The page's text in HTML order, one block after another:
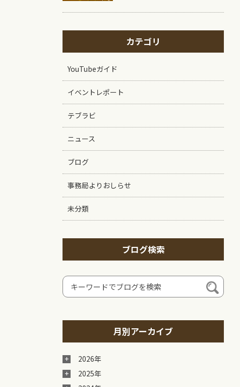
カテゴリ
YouTubeガイド
イベントレポート
テブラビ
ニュース
ブログ
事務局よりおしらせ
未分類
ブログ検索
月別アーカイブ
2026年
2025年